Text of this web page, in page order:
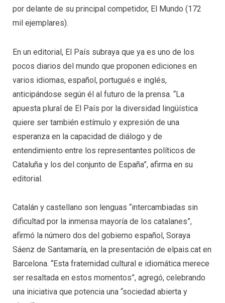
por delante de su principal competidor, El Mundo (172
mil ejemplares).
En un editorial, El País subraya que ya es uno de los
pocos diarios del mundo que proponen ediciones en
varios idiomas, español, portugués e inglés,
anticipándose según él al futuro de la prensa. “La
apuesta plural de El País por la diversidad lingüística
quiere ser también estímulo y expresión de una
esperanza en la capacidad de diálogo y de
entendimiento entre los representantes políticos de
Cataluña y los del conjunto de España”, afirma en su
editorial.
Catalán y castellano son lenguas “intercambiadas sin
dificultad por la inmensa mayoría de los catalanes”,
afirmó la número dos del gobierno español, Soraya
Sáenz de Santamaría, en la presentación de elpais.cat en
Barcelona. “Esta fraternidad cultural e idiomática merece
ser resaltada en estos momentos”, agregó, celebrando
una iniciativa que potencia una “sociedad abierta y